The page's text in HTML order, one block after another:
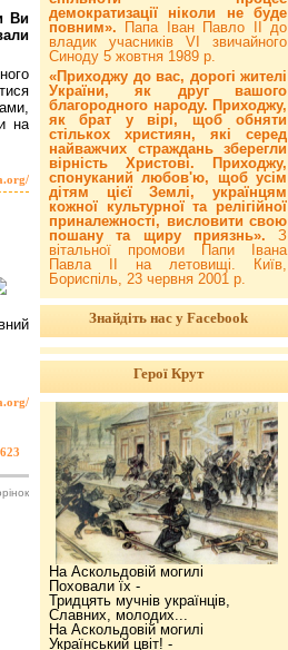
Ви
на
623
демократизації ніколи не буде
повним».
Папа Іван Павло ІІ до
владик учасників VI звичайного
Синоду 5 жовтня 1989 р.
«Приходжу до вас, дорогі жителі
України, як друг вашого
благородного народу. Приходжу,
як брат у вірі, щоб обняти
стількох християн, які серед
найважчих страждань зберегли
вірність Христові. Приходжу,
спонуканий любов'ю, щоб усім
дітям цієї Землі, українцям
кожної культурної та релігійної
приналежності, висловити свою
пошану та щиру приязнь». З
вітальної промови Папи Івана
Павла ІІ на летовищі. Київ,
Бориспіль, 23 червня 2001 р.
Знайдіть нас у Facebook
Герої Крут
На Аскольдовій могилі
Поховали їх -
Тридцять мучнів українців,
Славних, молодих...
На Аскольдовій могилі
Український цвіт! -